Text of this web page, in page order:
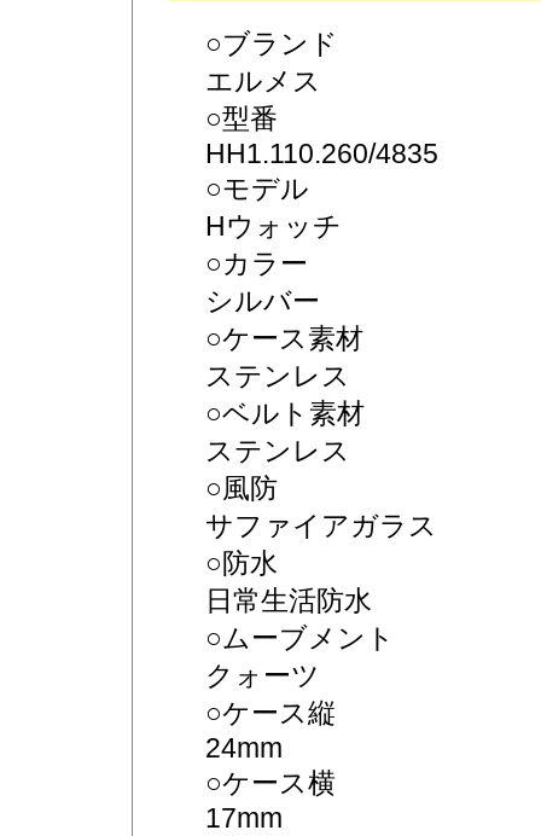
○ブランド
エルメス
○型番
HH1.110.260/4835
○モデル
Hウォッチ
○カラー
シルバー
○ケース素材
ステンレス
○ベルト素材
ステンレス
○風防
サファイアガラス
○防水
日常生活防水
○ムーブメント
クォーツ
○ケース縦
24mm
○ケース横
17mm